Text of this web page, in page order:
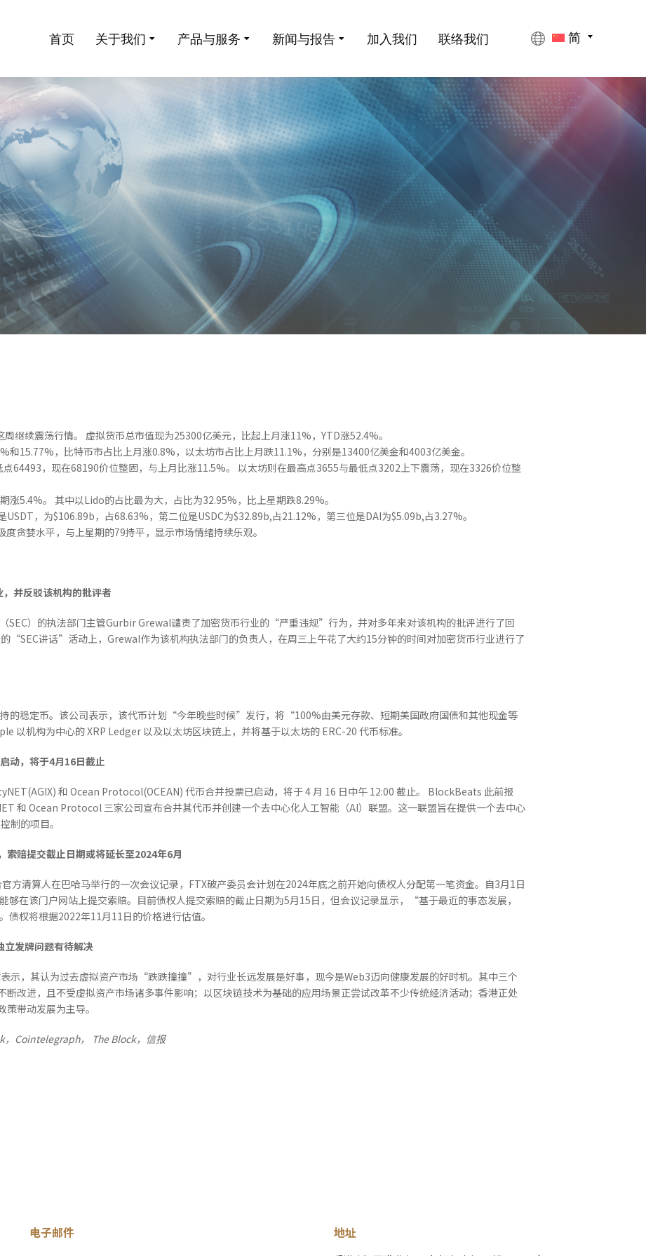
首页 关于我们 产品与服务 新闻与报告 加入我们 联络我们 简
继续震荡行情。 虚拟货币总市值现为25300亿美元，比起上月涨11%，YTD涨52.4%。
和15.77%，比特币市占比上月涨0.8%，以太坊市占比上月跌11.1%，分别是13400亿美金和4003亿美金。
64493，现在68190价位整固，与上月比涨11.5%。 以太坊则在最高点3655与最低点3202上下震荡，现在3326价位整
涨5.4%。 其中以Lido的占比最为大，占比为32.95%，比上星期跌8.29%。
，为$106.89b，占68.63%，第二位是USDC为$32.89b,占21.12%，第三位是DAI为$5.09b,占3.27%。
贪婪水平，与上星期的79持平，显示市场情绪持续乐观。
并反驳该机构的批评者
SEC）的执法部门主管Gurbir Grewal谴责了加密货币行业的“严重违规”行为，并对多年来对该机构的批评进行了回
“SEC讲话”活动上，Grewal作为该机构执法部门的负责人，在周三上午花了大约15分钟的时间对加密货币行业进行了
的稳定币。该公司表示，该代币计划“今年晚些时候”发行，将“100%由美元存款、短期美国政府国债和其他现金等
以机构为中心的 XRP Ledger 以及以太坊区块链上，并将基于以太坊的 ERC-20 代币标准。
动，将于4月16日截止
和 Ocean Protocol(OCEAN) 代币合并投票已启动，将于 4 月 16 日中午 12:00 截止。 BlockBeats 此前报
和 Ocean Protocol 三家公司宣布合并其代币并创建一个去中心化人工智能（AI）联盟。这一联盟旨在提供一个去中心
制的项目。
索赔提交截止日期或将延长至2024年6月
清算人在巴哈马举行的一次会议记录，FTX破产委员会计划在2024年底之前开始向债权人分配第一笔资金。自3月1日
够在该门户网站上提交索赔。目前债权人提交索赔的截止日期为5月15日，但会议记录显示，“基于最近的事态发展，
权将根据2022年11月11日的价格进行估值。
立发牌问题有待解决
示，其认为过去虚拟资产市场“跌跌撞撞”，对行业长远发展是好事，现今是Web3迈向健康发展的好时机。其中三个
断改进，且不受虚拟资产市场诸多事件影响；以区块链技术为基础的应用场景正尝试改革不少传统经济活动；香港正处
带动发展为主导。
， Cointelegraph， The Block，信报
电子邮件 地址